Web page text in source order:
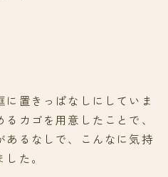
置きっぱなしにしていま
カゴを用意したことで、
あるなしで、こんなに気持
た。